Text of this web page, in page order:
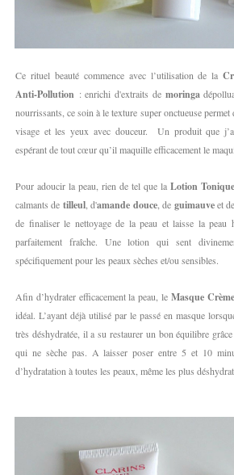
Ce rituel beauté commence avec l’utilisation dela
Anti-Pollution : enrichi d'extraits de moringa
nourrissants, ce soin à le texture super onctueuse
visage et les yeux avec douceur. Un produit que
espérant de tout cœur qu’il maquille efficacement le
Pour adoucir la peau, rien de tel que la Lotion Tonique
calmants de tilleul, d'amande douce, de guimauveet de
de finaliser le nettoyage de la peau et laisse la peau
parfaitement fraîche. Une lotion qui sent
spécifiquement pour les peaux sèches et/ou sensibles.
Afin d’hydrater efficacement la peau, le Masque
idéal. L’ayant déjà utilisé par le passé en masque
très déshydratée, il a su restaurer un bon équilibre
qui ne sèche pas. A laisser poser entre 5 et 10
d’hydratation à toutes les peaux, même les plus